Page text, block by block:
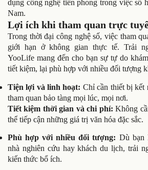
dụng công nghệ tiên phong trong việc số
Nam.
Lợi ích khi tham quan trực
Trong thời đại công nghệ số, việc tham
giới hạn ở không gian thực tế. Trải
YooLife mang đến cho bạn sự tự do
tiết kiệm, lại phù hợp với nhiều đối tượng
Tiện lợi và linh hoạt: Chỉ cần thiết bị kết
tham quan bảo tàng mọi lúc, mọi nơi.
Tiết kiệm thời gian và chi phí:Không
thể tiếp cận những giá trị văn hóa đặc sắc.
Phù hợp với nhiều đối tượng: Dù bạn
nhà nghiên cứu hay khách du lịch, trải
kiến thức bổ ích.